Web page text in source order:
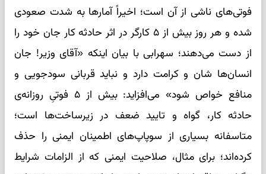
فوتی‌های ناشی از آن است؛ اخیراً آمارها به شدت صعودی
شده و هر روز بیش از ۵ کارگر در اثر حادثه کار جان خود را
از دست می‌دهند؛ سهرابی با بیان اینکه «آقای وزیر! جان
انسان‌ها شان و کرامت دارد و نباید قربانی سودجویی و
منافع خواص شود» می‌افزاید: بیش از ۵ فوتیِ روزانه‌ی
حادثه کار، گواه و تایید ضعف در زیرساخت‌ها است؛
متاسفانه بسیاری از سوپاپ‌های اطمینان ایمنی را حذف
کرده‌‌اند؛ برای مثال، صلاحیت ایمنی که از الزامات شرایط